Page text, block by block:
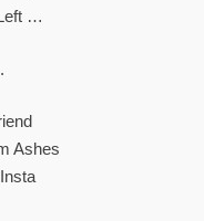
…
Ashes